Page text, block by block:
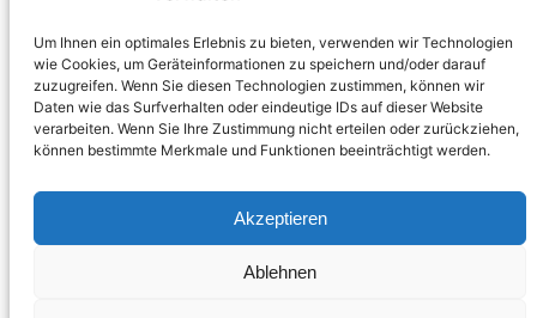
Um Ihnen ein optimales Erlebnis zu bieten, verwenden wir Technologien
wie Cookies, um Geräteinformationen zu speichern und/oder darauf
zuzugreifen. Wenn Sie diesen Technologien zustimmen, können wir
Daten wie das Surfverhalten oder eindeutige IDs auf dieser Website
verarbeiten. Wenn Sie Ihre Zustimmung nicht erteilen oder zurückziehen,
können bestimmte Merkmale und Funktionen beeinträchtigt werden.
Akzeptieren
Ablehnen
ZAHLUNGSARTEN
Vorkasse Link
G-Pay
Apple Pay
Klarna
© 2026 DS Lampen GmbH. Alle Rechte vorbehalten.